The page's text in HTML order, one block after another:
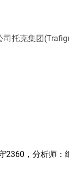
托克集团
2360，分析师：